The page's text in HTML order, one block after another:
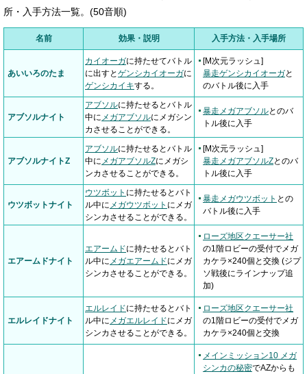
所・入手方法一覧。(50音順)
名前 効果・説明 入手方法・入手場所
あいいろのたま
カイオーガに持たせてバトル
に出すとゲンシカイオーガに
ゲンシカイキする。
[M次元ラッシュ]
暴走ゲンシカイオーガと
のバトル後に入手
アブソルナイト
アブソルに持たせるとバトル
中に メガアブソルにメガシン
カさせることができる。
暴走メガアブソルとのバ
トル後に入手
アブソルナイトZ
アブソルに持たせるとバトル
中に メガアブソルZにメガシ
ンカさせることができる。
[M次元ラッシュ]
暴走メガアブソルZとのバ
トル後に入手
ウツボットナイト
ウツボット に持たせるとバト
ル中に メガウツボット にメガ
シンカさせることができる。
暴走メガウツボット との
バトル後に入手
エアームドナイト
エアームドに持たせるとバト
ル中に メガエアームドにメガ
シンカさせることができる。
ローズ地区クエーサー社
の1階ロビーの受付でメガ
カケラ×240個と交換 (ジプ
ソ戦後にラインナップ追
加)
エルレイドナイト
エルレイドに持たせるとバト
ル中に メガエルレイドにメガ
シンカさせることができる。
ローズ地区クエーサー社
の1階ロビーの受付でメガ
カケラ×240個と交換
メインミッション10 メガ
シンカの秘密でAZからも